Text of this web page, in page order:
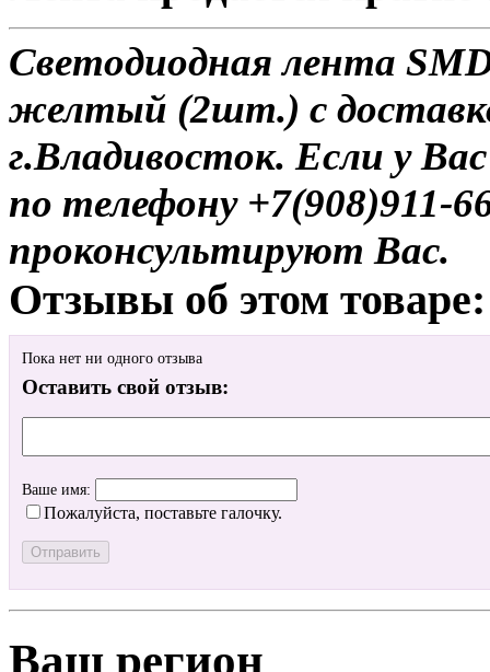
Светодиодная лента
желтый (2шт.) с
г.Владивосток. Если у
по телефону
проконсультируют Вас.
Отзывы об этом товаре:
Пока нет ни одного отзыва
Оставить свой отзыв:
Ваше имя:
Пожалуйста, поставьте галочку.
Ваш регион